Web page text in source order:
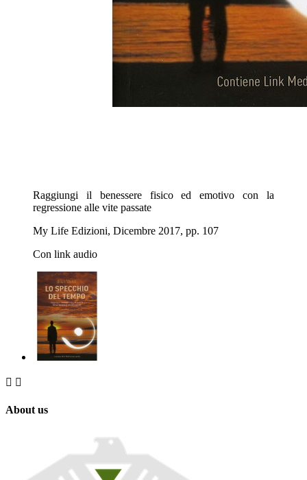
Raggiungi il benessere fisico ed emotivo con la
regressione alle vite passate
My Life Edizioni, Dicembre 2017, pp. 107
Con link audio
 
About us